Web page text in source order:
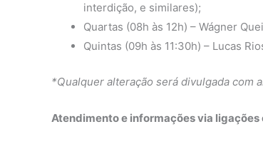
interdição, e similares);
Quartas (08h às 12h) – Wágner
Quintas (09h às 11:30h) – Lucas
*Qualquer alteração será divulgada com
Atendimento e informações via ligações